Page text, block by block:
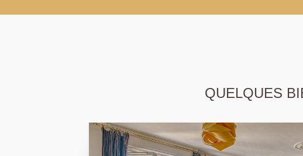
QUELQUES